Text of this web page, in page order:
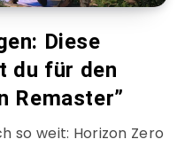
Diese
du für den
Remaster”
so weit: Horizon Zero